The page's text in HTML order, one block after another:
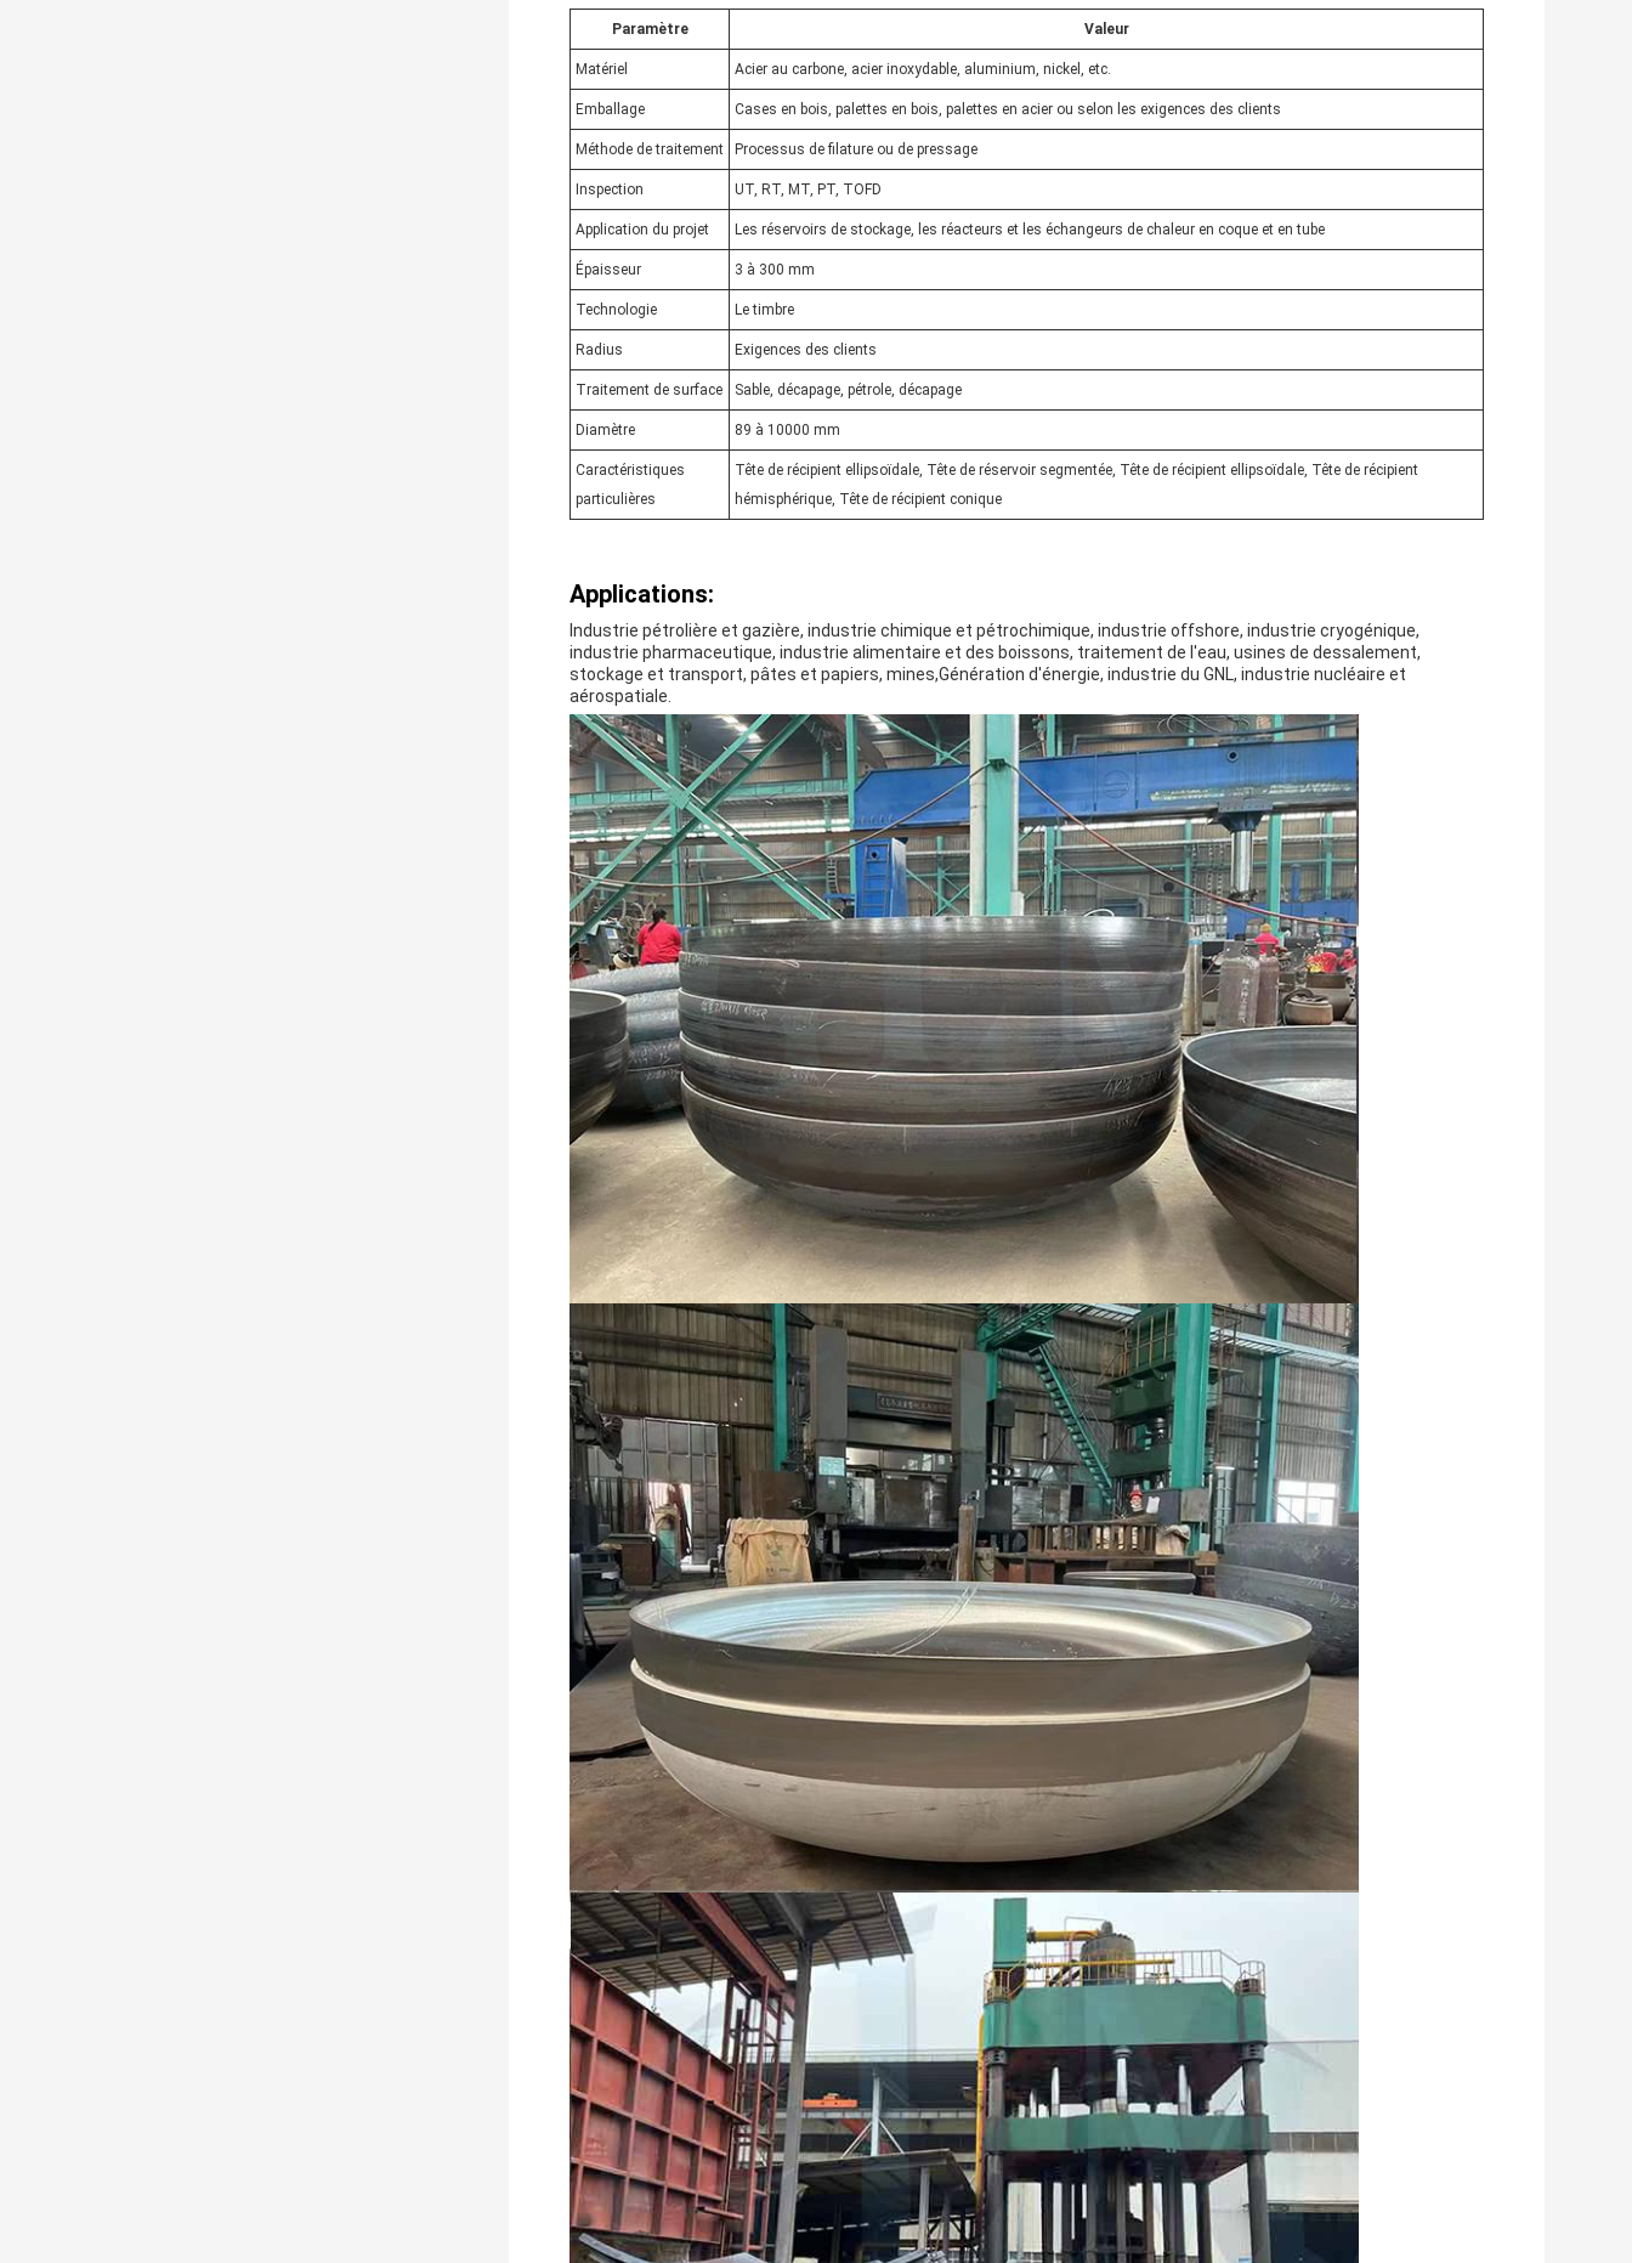
Paramètre Valeur
Matériel Acier au carbone, acier inoxydable, aluminium, nickel, etc.
Emballage Cases en bois, palettes en bois, palettes en acier ou selon les exigences des clients
Méthode de traitement Processus de filature ou de pressage
Inspection UT, RT, MT, PT, TOFD
Application du projet Les réservoirs de stockage, les réacteurs et les échangeurs de chaleur en coque et en tube
Épaisseur 3 à 300 mm
Technologie Le timbre
Radius Exigences des clients
Traitement de surface Sable, décapage, pétrole, décapage
Diamètre 89 à 10000 mm
Caractéristiques
particulières
Tête de récipient ellipsoïdale, Tête de réservoir segmentée, Tête de récipient ellipsoïdale, Tête de récipient
hémisphérique, Tête de récipient conique
Applications:
Industrie pétrolière et gazière, industrie chimique et pétrochimique, industrie offshore, industrie cryogénique,
industrie pharmaceutique, industrie alimentaire et des boissons, traitement de l'eau, usines de dessalement,
stockage et transport, pâtes et papiers, mines,Génération d'énergie, industrie du GNL, industrie nucléaire et
aérospatiale.